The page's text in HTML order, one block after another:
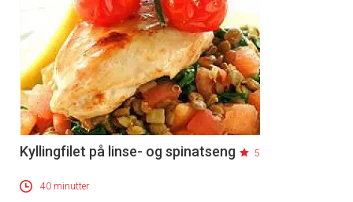
Kyllingfilet på linse- og spinatseng 5
40 minutter